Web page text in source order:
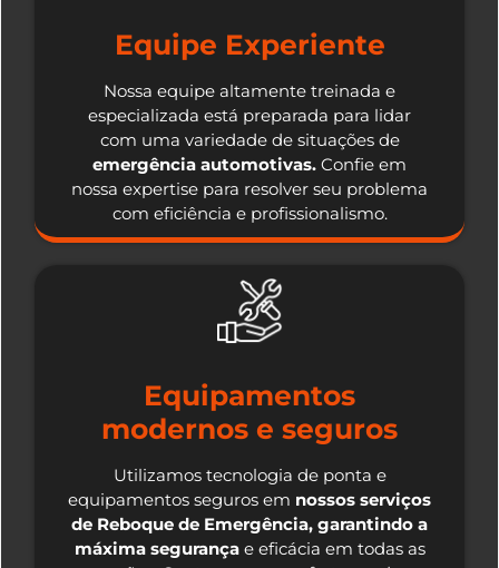
Equipe Experiente
Nossa equipe altamente treinada e
especializada está preparada para lidar
com uma variedade de situações de
emergência automotivas. Confie em
nossa expertise para resolver seu problema
com eficiência e profissionalismo.
Equipamentos
modernos e seguros
Utilizamos tecnologia de ponta e
equipamentos seguros em nossos serviços
de Reboque de Emergência, garantindo a
máxima segurançae eficácia em todas as